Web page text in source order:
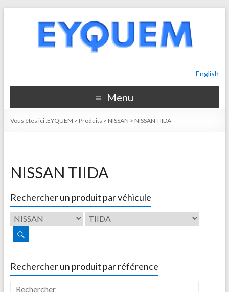
English
Menu
Vous êtes ici :EYQUEM > Produits > NISSAN > NISSAN TIIDA
NISSAN TIIDA
Rechercher un produit par véhicule
Rechercher un produit par référence